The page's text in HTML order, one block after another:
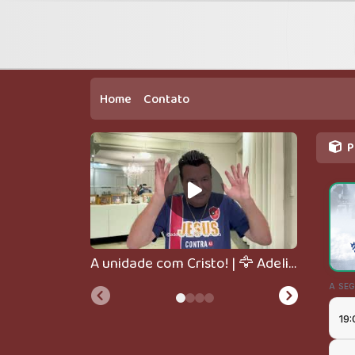
Home Contato
A unidade com Cristo! | 🦅 Adelino de Carvalho